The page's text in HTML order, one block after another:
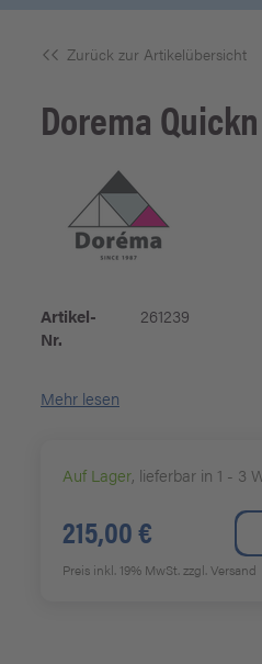
Zurück zur Artikelübersicht
Dorema
Artikel-
Nr.
261239
Mehr lesen
Auf Lager, lieferbar in 1 - 3
215,00 €
Preis inkl. 19% MwSt.zzgl. Versand